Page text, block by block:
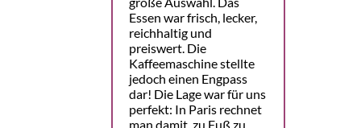
Essen war frisch, lecker,
reichhaltig und
preiswert. Die
Kaffeemaschine stellte
jedoch einen Engpass
dar! Die Lage war für uns
perfekt: In Paris rechnet
man damit, zu Fuß zu